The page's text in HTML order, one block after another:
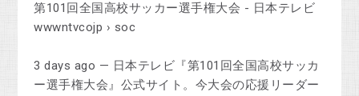
第101回全国高校サッカー選手権大会 - 日本テレビ
wwwntvcojp › soc
3 days ago — 日本テレビ『第101回全国高校サッカ
ー選手権大会』公式サイト。今大会の応援リーダー